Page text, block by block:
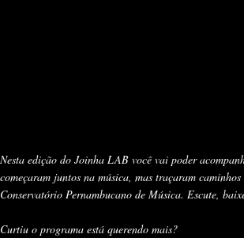
Nesta edição do Joinha LAB você vai poder
começaram juntos na música, mas traçaram
Conservatório Pernambucano de Música. Escute,
Curtiu o programa está querendo mais?